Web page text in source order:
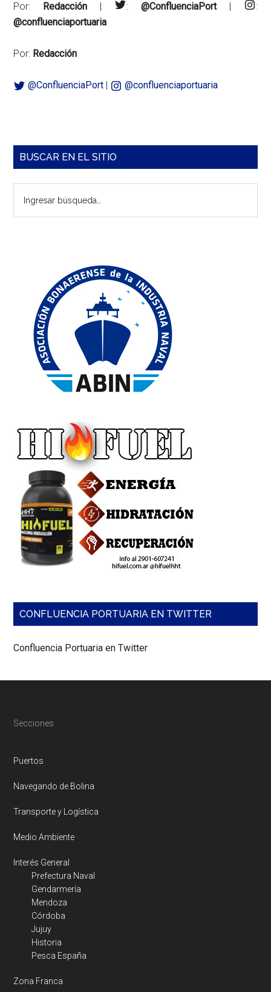
Por: Redacción | : @ConfluenciaPort|
:
@confluenciaportuaria
Por: Redacción
@ConfluenciaPort | @confluenciaportuaria
Barra
principal
BUSCAR EN EL SITIO
búsqueda…
CONFLUENCIA PORTUARIA EN TWITTER
Confluencia Portuaria en Twitter
Footer
Secciones
Puertos
Navegando de Bolina
Transporte y Logística
Medio Ambiente
Interés General
Prefectura Naval
Gendarmería
Mendoza
Córdoba
Jujuy
Historia
Pesca España
Zona Franca